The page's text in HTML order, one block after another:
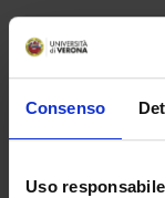
Consenso
Uso
COMMITTEES
GOVERNANCE
SERVIZI DI